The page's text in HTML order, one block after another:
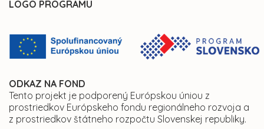
LOGO PROGRAMU
ODKAZ NA FOND
Tento projekt je podporený Európskou úniou z
prostriedkov Európskeho fondu regionálneho rozvoja a
z prostriedkov štátneho rozpočtu Slovenskej republiky.